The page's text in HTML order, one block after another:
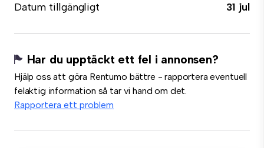
Datum tillgängligt
31 jul
Har du upptäckt ett fel i annonsen?
Hjälp oss att göra Rentumo bättre - rapportera eventuell
felaktig information så tar vi hand om det.
Rapportera ett problem